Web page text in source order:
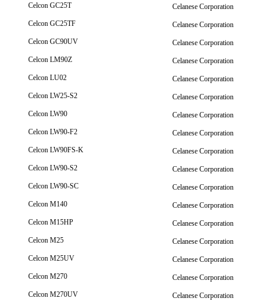
Celcon GC25T
Celanese Corporation
Celcon GC25TF
Celanese Corporation
Celcon GC90UV
Celanese Corporation
Celcon LM90Z
Celanese Corporation
Celcon LU02
Celanese Corporation
Celcon LW25-S2
Celanese Corporation
Celcon LW90
Celanese Corporation
Celcon LW90-F2
Celanese Corporation
Celcon LW90FS-K
Celanese Corporation
Celcon LW90-S2
Celanese Corporation
Celcon LW90-SC
Celanese Corporation
Celcon M140
Celanese Corporation
Celcon M15HP
Celanese Corporation
Celcon M25
Celanese Corporation
Celcon M25UV
Celanese Corporation
Celcon M270
Celanese Corporation
Celcon M270UV
Celanese Corporation